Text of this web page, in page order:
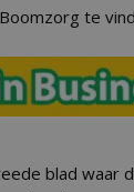
te
blad waar